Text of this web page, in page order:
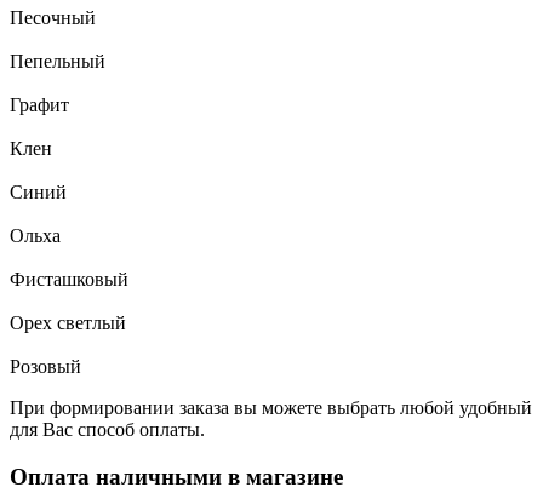
Песочный
Пепельный
Графит
Клен
Синий
Ольха
Фисташковый
Орех светлый
Розовый
При формировании заказа вы можете выбрать любой удобный
для Вас способ оплаты.
Оплата наличными в магазине